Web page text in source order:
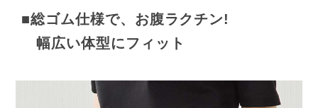
■総ゴム仕様で、お腹ラクチン!
幅広い体型にフィット